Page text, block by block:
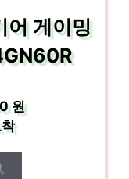
어 게이밍
원